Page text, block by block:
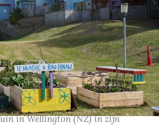
in Wellington (NZ) in zijn